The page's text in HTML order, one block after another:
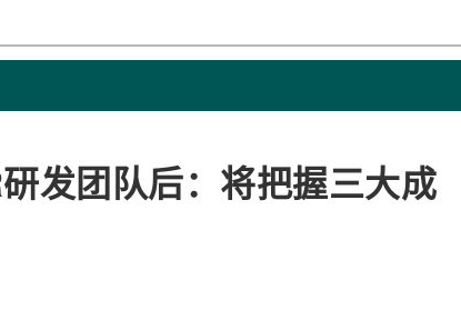
发团队后：将把握三大成